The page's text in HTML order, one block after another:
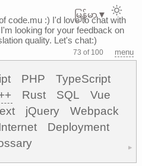
code.mu :) I'd love to chat with
looking for your feedback on
quality. Let's chat:)
73 of 100 menu
PHP
TypeScript
Rust SQL
Vue
jQuery
Webpack
Deployment
▶
မြန်မာ▼